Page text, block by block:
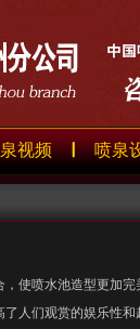
视频 喷泉
，使喷水池造型更加
了人们观赏的娱乐性